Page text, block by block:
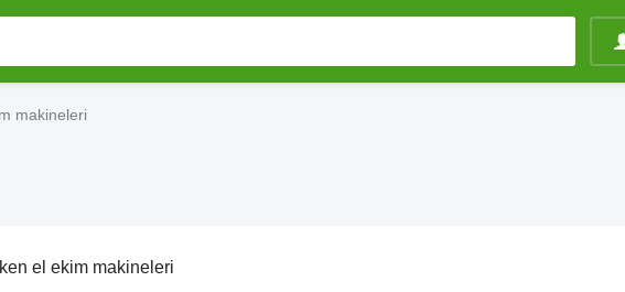
makineleri
el ekim makineleri